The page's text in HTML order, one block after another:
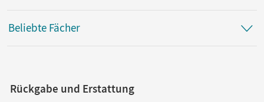
Beliebte Fächer
Rückgabe und Erstattung